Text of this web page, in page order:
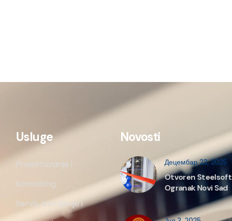
Usluge
Projektovanje i
konsalting
Servis, izvodjenje i
Novosti
Децембар 23, 2025
Otvoren Steelsoft
Ogranak Novi Sad